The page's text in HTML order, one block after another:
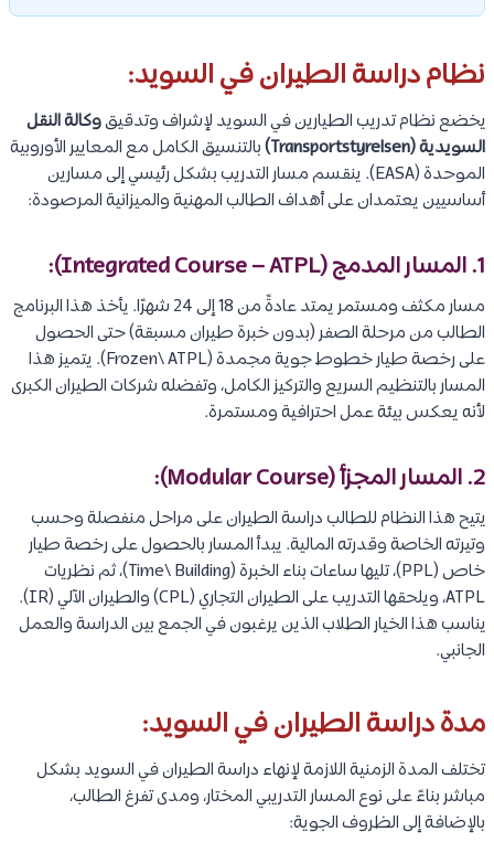
نظام دراسة الطيران في السويد:
يخضع نظام تدريب الطيارين في السويد لإشراف وتدقيقوكالة النقل
السويدية (Transportstyrelsen)
بالتنسيق الكامل مع المعايير الأوروبية
الموحدة (EASA). ينقسم مسار التدريب بشكل رئيسي إلى مسارين
أساسيين يعتمدان على أهداف الطالب المهنية والميزانية المرصودة:
1. المسار المدمج (Integrated Course – ATPL):
مسار مكثف ومستمر يمتد عادةً من 18 إلى 24 شهرًا. يأخذ هذا البرنامج
الطالب من مرحلة الصفر (بدون خبرة طيران مسبقة) حتى الحصول
على رخصة طيار خطوط جوية مجمدة (Frozen\ ATPL). يتميز هذا
المسار بالتنظيم السريع والتركيز الكامل، وتفضله شركات الطيران الكبرى
لأنه يعكس بيئة عمل احترافية ومستمرة.
2. المسار المجزأ (Modular Course):
يتيح هذا النظام للطالب دراسة الطيران على مراحل منفصلة وحسب
وتيرته الخاصة وقدرته المالية. يبدأ المسار بالحصول على رخصة طيار
خاص (PPL)، تليها ساعات بناء الخبرة (Time\ Building)، ثم نظريات
ATPL، ويلحقها التدريب على الطيران التجاري (CPL) والطيران الآلي (IR).
يناسب هذا الخيار الطلاب الذين يرغبون في الجمع بين الدراسة والعمل
الجانبي.
مدة دراسة الطيران في السويد:
تختلف المدة الزمنية اللازمة لإنهاء دراسة الطيران في السويد بشكل
مباشر بناءً على نوع المسار التدريبي المختار، ومدى تفرغ الطالب،
بالإضافة إلى الظروف الجوية: